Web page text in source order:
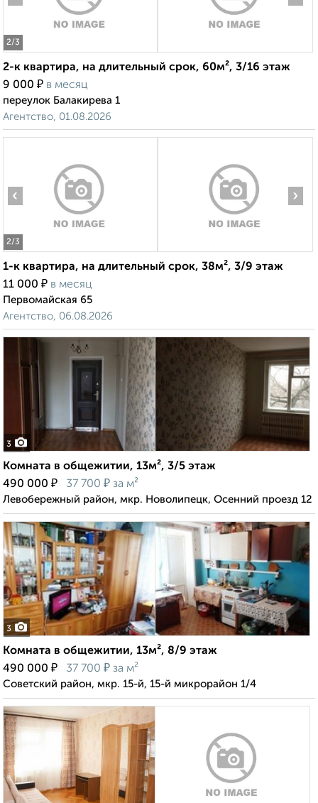
2/3
2-к квартира, на длительный срок, 60м², 3/16 этаж
9 000 ₽ в месяц
переулок Балакирева 1
Агентство, 01.08.2026
2/3
‹ ›
1-к квартира, на длительный срок, 38м², 3/9 этаж
11 000 ₽ в месяц
Первомайская 65
Агентство, 06.08.2026
3
Комната в общежитии, 13м², 3/5 этаж
490 000 ₽ 37 700 ₽ за м²
Левобережный район, мкр. Новолипецк, Осенний проезд 12
3
Комната в общежитии, 13м², 8/9 этаж
490 000 ₽ 37 700 ₽ за м²
Советский район, мкр. 15-й, 15-й микрорайон 1/4